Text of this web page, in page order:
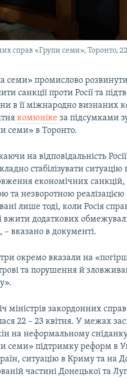
справ «Групи семи», Торонто,
семи» промислово
санкції проти Росії та
в її міжнародно визнаних
комюніке за підсумками
семи» в Торонто.
на відповідальність
стабілізувати
економічних санкцій,
та незворотною
лише тоді, коли Росія
вжити додаткових
– вказано в документі.
окремо вказали на
та порушення й
міністрів закордонних
22 – 23 квітня. У межах
на неформальному
семи» підтримку реформ в
ситуацію в Криму та на
частині Донецької та